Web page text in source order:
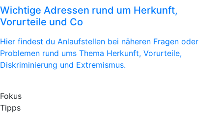
Wichtige Adressen rund um Herkunft,
Vorurteile und Co
Hier findest du Anlaufstellen bei näheren Fragen oder
Problemen rund ums Thema Herkunft, Vorurteile,
Diskriminierung und Extremismus.
Fokus
Tipps